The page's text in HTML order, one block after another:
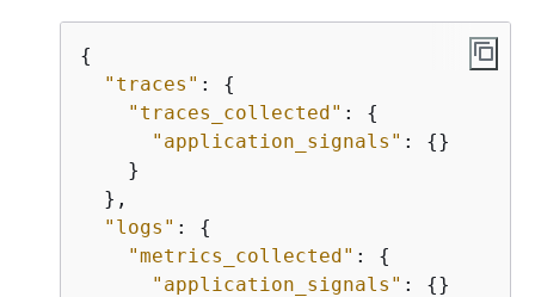
{
"traces" : {
"traces_collected" : {
"application_signals" : {}
    }
  },
"logs" : {
"metrics_collected" : {
"application_signals" : {}